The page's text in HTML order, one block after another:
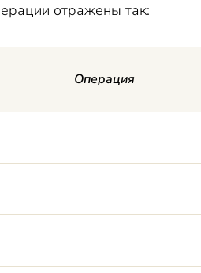
отражены так:
Операция